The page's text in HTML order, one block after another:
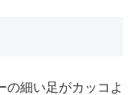
の細い足がカッコよ